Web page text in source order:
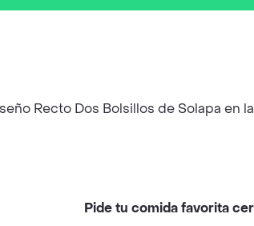
Recto Dos Bolsillos de Solapa en
Pide tu comida favorita